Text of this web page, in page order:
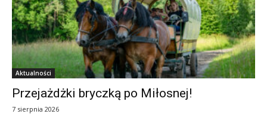
Aktualności
Przejażdżki bryczką po Miłosnej!
7 sierpnia 2026